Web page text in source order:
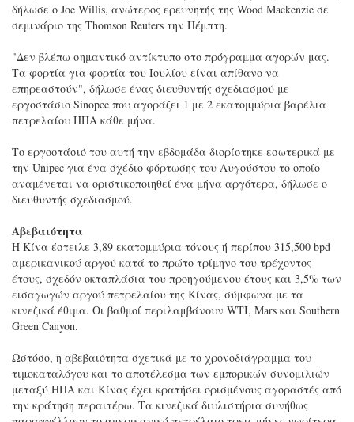
δήλωσε ο Joe Willis, ανώτερος ερευνητής της Wood Mackenzie σε
σεμινάριο της Thomson Reuters την Πέμπτη.
"Δεν βλέπω σημαντικό αντίκτυπο στο πρόγραμμα αγορών μας.
Τα φορτία για φορτία του Ιουλίου είναι απίθανο να
επηρεαστούν", δήλωσε ένας διευθυντής σχεδιασμού με
εργοστάσιο Sinopec που αγοράζει 1 με 2 εκατομμύρια βαρέλια
πετρελαίου ΗΠΑ κάθε μήνα.
Το εργοστάσιό του αυτή την εβδομάδα διορίστηκε εσωτερικά με
την Unipec για ένα σχέδιο φόρτωσης του Αυγούστου το οποίο
αναμένεται να οριστικοποιηθεί ένα μήνα αργότερα, δήλωσε ο
διευθυντής σχεδιασμού.
Αβεβαιότητα
Η Κίνα έστειλε 3,89 εκατομμύρια τόνους ή περίπου 315,500 bpd
αμερικανικού αργού κατά το πρώτο τρίμηνο του τρέχοντος
έτους, σχεδόν οκταπλάσια του προηγούμενου έτους και 3,5% των
εισαγωγών αργού πετρελαίου της Κίνας, σύμφωνα με τα
κινεζικά έθιμα. Οι βαθμοί περιλαμβάνουν WTI, Mars και Southern
Green Canyon.
Ωστόσο, η αβεβαιότητα σχετικά με το χρονοδιάγραμμα του
τιμοκαταλόγου και το αποτέλεσμα των εμπορικών συνομιλιών
μεταξύ ΗΠΑ και Κίνας έχει κρατήσει ορισμένους αγοραστές από
την κράτηση περαιτέρω. Τα κινεζικά διυλιστήρια συνήθως